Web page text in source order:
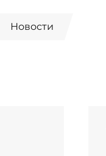
Новости